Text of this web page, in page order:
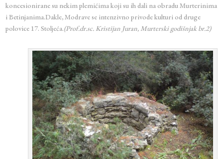
koncesionirane su nekim plemićima koji su ih dali na obradu Murterinima
i Betinjanima.Dakle, Modrave se intenzivno privode kulturi od druge
polovice 17. Stoljeća.(Prof.dr.sc. Kristijan Juran, Murterski godišnjak br.2)